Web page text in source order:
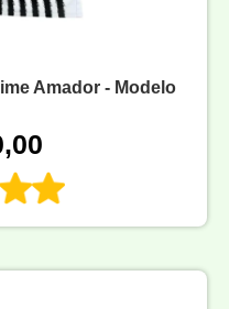
Amador - Modelo